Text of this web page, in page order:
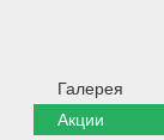
Галерея
Акции